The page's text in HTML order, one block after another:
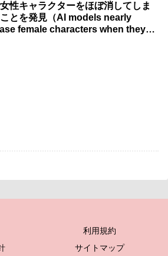
性キャラクターをほぼ消してしま
とを発見（AI models nearly
female characters when they
利用規約
サイトマップ